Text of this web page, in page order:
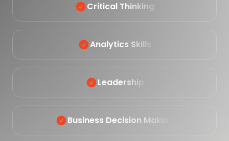
Critical Thinking
Analytics Skills
Leadership
Business Decision Making